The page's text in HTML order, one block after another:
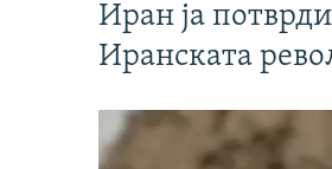
Иран ја
Иранската